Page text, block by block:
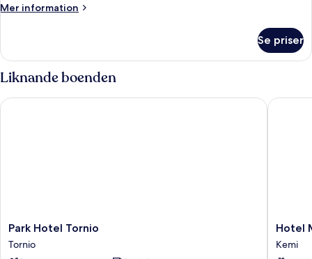
Mer information
Mer
Classic
-
bastu
Se priser
Liknande boenden
Park
Hotel
Tornio
Park Hotel Tornio
Tornio
Park Hotel Tornio
Hotel
Kemi
Hotel
Kemi
Hotel